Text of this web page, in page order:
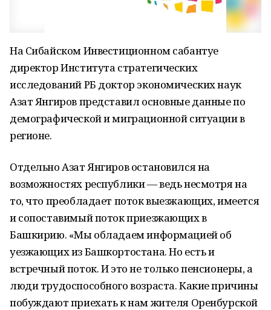
На Сибайском Инвестиционном сабантуе
директор Института стратегических
исследований РБ доктор экономических наук
Азат Янгиров представил основные данные по
демографической и миграционной ситуации в
регионе.
Отдельно Азат Янгиров остановился на
возможностях республики — ведь несмотря на
то, что преобладает поток выезжающих, имеется
и сопоставимый поток приезжающих в
Башкирию. «Мы обладаем информацией об
уезжающих из Башкортостана. Но есть и
встречный поток. И это не только пенсионеры, а
люди трудоспособного возраста. Какие причины
побуждают приехать к нам жителя Оренбурской